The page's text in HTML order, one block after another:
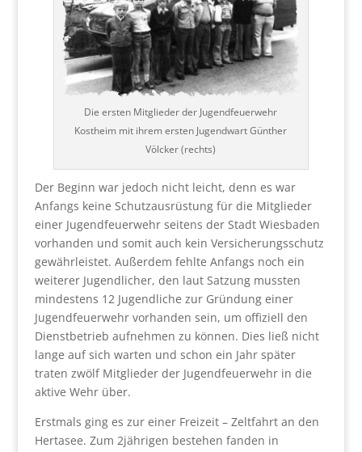
Die ersten Mitglieder der Jugendfeuerwehr
Kostheim mit ihrem ersten Jugendwart Günther
Völcker (rechts)
Der Beginn war jedoch nicht leicht, denn es war
Anfangs keine Schutzausrüstung für die Mitglieder
einer Jugendfeuerwehr seitens der Stadt Wiesbaden
vorhanden und somit auch kein Versicherungsschutz
gewährleistet. Außerdem fehlte Anfangs noch ein
weiterer Jugendlicher, den laut Satzung mussten
mindestens 12 Jugendliche zur Gründung einer
Jugendfeuerwehr vorhanden sein, um offiziell den
Dienstbetrieb aufnehmen zu können. Dies ließ nicht
lange auf sich warten und schon ein Jahr später
traten zwölf Mitglieder der Jugendfeuerwehr in die
aktive Wehr über.
Erstmals ging es zur einer Freizeit – Zeltfahrt an den
Hertasee. Zum 2jährigen bestehen fanden in